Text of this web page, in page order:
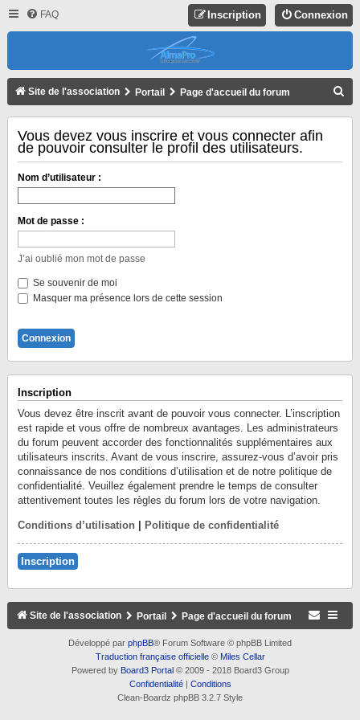
FAQ Connexion
Inscription
Site de l'association Portail Page d'accueil du forum
Vous devez vous inscrire et vous connecter afin
de pouvoir consulter le profil des utilisateurs.
Nom d’utilisateur :
Mot de passe :
J’ai oublié mon mot de passe
Se souvenir de moi
Masquer ma présence lors de cette session
Inscription
Vous devez être inscrit avant de pouvoir vous connecter. L’inscription
est rapide et vous offre de nombreux avantages. Les administrateurs
du forum peuvent accorder des fonctionnalités supplémentaires aux
utilisateurs inscrits. Avant de vous inscrire, assurez-vous d’avoir pris
connaissance de nos conditions d’utilisation et de notre politique de
confidentialité. Veuillez également prendre le temps de consulter
attentivement toutes les règles du forum lors de votre navigation.
Conditions d’utilisation Politique de confidentialité
Inscription
Site de l'association Portail Page d'accueil du forum
Développé par phpBB® Forum Software © phpBB Limited
Traduction française officielle© Miles Cellar
Powered by Board3 Portal© 2009 - 2018 Board3 Group
Confidentialité| Conditions
Clean-Boardz phpBB 3.2.7 Style